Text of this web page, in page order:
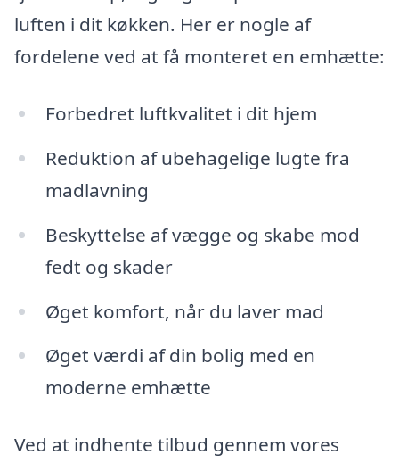
luften i dit køkken. Her er nogle af
fordelene ved at få monteret en emhætte:
Forbedret luftkvalitet i dit hjem
Reduktion af ubehagelige lugte fra
madlavning
Beskyttelse af vægge og skabe mod
fedt og skader
Øget komfort, når du laver mad
Øget værdi af din bolig med en
moderne emhætte
Ved at indhente tilbud gennem vores